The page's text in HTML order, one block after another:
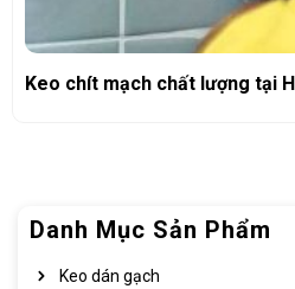
Danh Mục Sản Phẩm
Keo dán gạch
Keo chít mạch chất lượng tại